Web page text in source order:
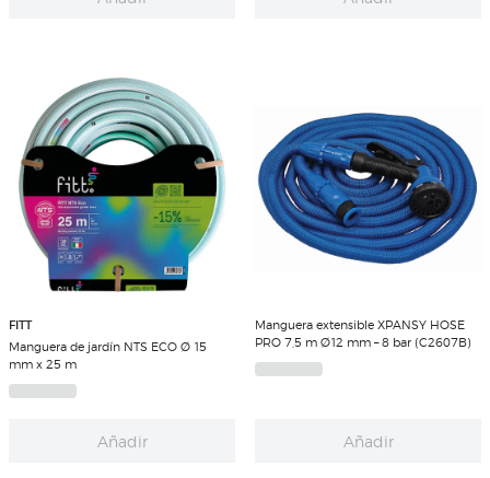
FITT
Manguera de jardín NTS ECO Ø 15
mm x 25 m
Añadir
Manguera extensible XPANSY HOSE
PRO 7,5 m Ø12 mm – 8 bar (C2607B)
Añadir